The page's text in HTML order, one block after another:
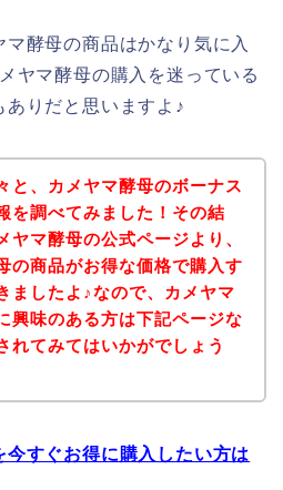
酵母の商品はかなり気に入
ヤマ酵母の購入を迷っている
ありだと思いますよ♪
と、カメヤマ酵母のボーナス
を調べてみました！その結
ヤマ酵母の公式ページより、
の商品がお得な価格で購入す
ましたよ♪なので、カメヤマ
興味のある方は下記ページな
れてみてはいかがでしょう
今すぐお得に購入したい方は